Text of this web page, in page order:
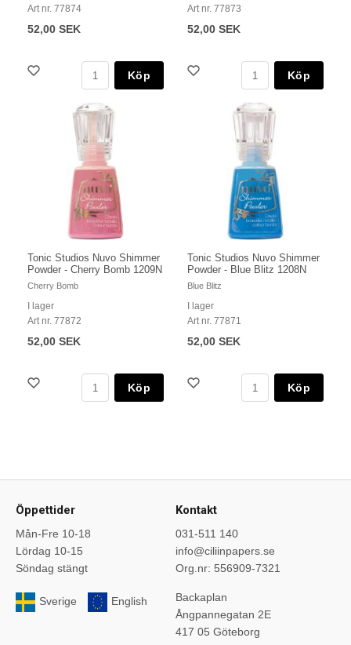
Art nr. 77874
52,00 SEK
Köp
Art nr. 77873
52,00 SEK
Köp
Tonic Studios Nuvo Shimmer
Powder - Cherry Bomb 1209N
Cherry Bomb
I lager
Art nr. 77872
52,00 SEK
Köp
Tonic Studios Nuvo Shimmer
Powder - Blue Blitz 1208N
Blue Blitz
I lager
Art nr. 77871
52,00 SEK
Köp
Öppettider
Mån-Fre 10-18
Lördag 10-15
Söndag stängt
Sverige English
Kontakt
031-511 140
info@ciliinpapers.se
Org.nr: 556909-7321
Backaplan
Ångpannegatan 2E
417 05 Göteborg